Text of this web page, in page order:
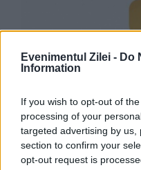
Evenimentul Zilei - Do
Information
If you wish to opt-out of
processing of your
targeted advertising by
section to confirm your
opt-out request is
Ultimatum de la
de localități riscă